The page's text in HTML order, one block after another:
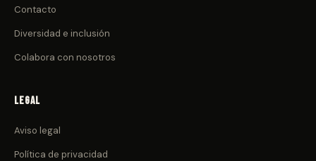
Contacto
Diversidad e inclusión
Colabora con nosotros
Legal
Aviso legal
Política de privacidad